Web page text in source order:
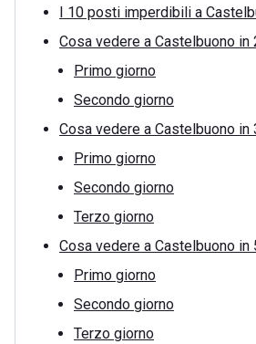
I 10 posti imperdibili a
Cosa vedere a Castelbuono in
Primo giorno
Secondo giorno
Cosa vedere a Castelbuono in
Primo giorno
Secondo giorno
Terzo giorno
Cosa vedere a Castelbuono in
Primo giorno
Secondo giorno
Terzo giorno